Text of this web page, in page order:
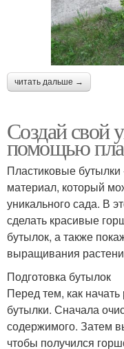
читать дальше →
Создай свой
помощью
Пластиковые
материал, который
уникального сада. В
сделать красивые
бутылок, а также
выращивания
Подготовка бутылок
Перед тем, как
бутылки. Сначала
содержимого. Затем
чтобы получился